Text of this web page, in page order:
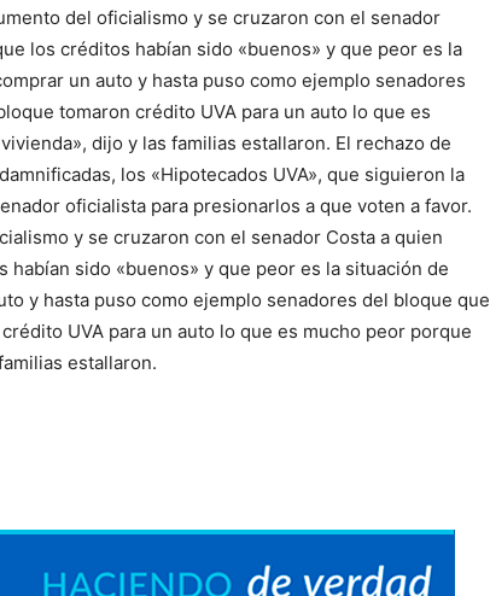
del oficialismo y se cruzaron con el senador
los créditos habían sido «buenos» y que peor es la
un auto y hasta puso como ejemplo senadores
tomaron crédito UVA para un auto lo que es
dijo y las familias estallaron. El rechazo de
los «Hipotecados UVA», que siguieron la
oficialista para presionarlos a que voten a favor.
y se cruzaron con el senador Costa a quien
sido «buenos» y que peor es la situación de
y hasta puso como ejemplo senadores del bloque que
UVA para un auto lo que es mucho peor porque
estallaron.